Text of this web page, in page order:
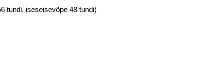
tundi, iseseisevõpe 48 tundi)